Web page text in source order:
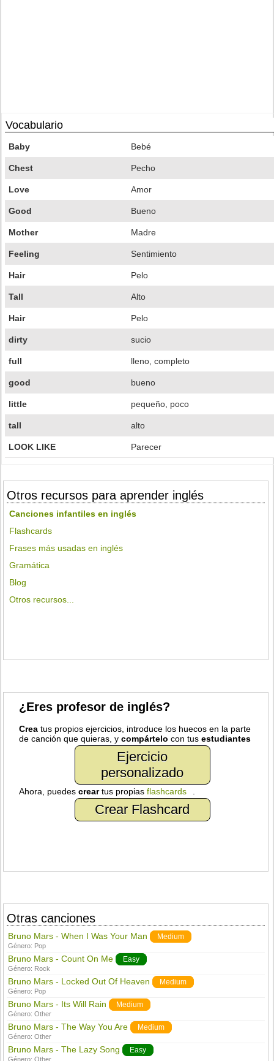
Vocabulario
Baby Bebé
Chest Pecho
Love Amor
Good Bueno
Mother Madre
Feeling Sentimiento
Hair Pelo
Tall Alto
Hair Pelo
dirty sucio
full lleno, completo
good bueno
little pequeño, poco
tall alto
LOOK LIKE Parecer
Otros recursos para aprender inglés
Canciones infantiles en inglés
Flashcards
Frases más usadas en inglés
Gramática
Blog
Otros recursos...
¿Eres profesor de inglés?
Crea tus propios ejercicios, introduce los huecos en la parte
de canción que quieras, ycompártelo con tusestudiantes
Ejercicio
personalizado
Ahora, puedescreartus propiasflashcards
Crear Flashcard
Otras canciones
Bruno Mars - When I Was Your Man Medium
Género: Pop
Bruno Mars - Count On Me Easy
Género: Rock
Bruno Mars - Locked Out Of Heaven Medium
Género: Pop
Bruno Mars - Its Will Rain Medium
Género:Other
Bruno Mars - The Way You Are Medium
Género:Other
Bruno Mars - The Lazy Song Easy
Género:Other